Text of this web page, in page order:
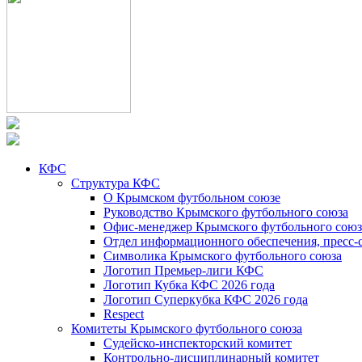
КФС
Структура КФС
О Крымском футбольном союзе
Руководство Крымского футбольного союза
Офис-менеджер Крымского футбольного
Отдел информационного обеспечения, пресс-
Символика Крымского футбольного союза
Логотип Премьер-лиги КФС
Логотип Кубка КФС 2026 года
Логотип Суперкубка КФС 2026 года
Respect
Комитеты Крымского футбольного союза
Судейско-инспекторский комитет
Контрольно-дисциплинарный комитет